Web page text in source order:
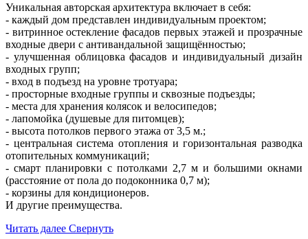
Уникальная авторская архитектура включает в себя:
- каждый дом представлен индивидуальным проектом;
- витринное остекление фасадов первых этажей и прозрачные
входные двери с антивандальной защищённостью;
- улучшенная облицовка фасадов и индивидуальный дизайн
входных групп;
- вход в подъезд на уровне тротуара;
- просторные входные группы и сквозные подъезды;
- места для хранения колясок и велосипедов;
- лапомойка (душевые для питомцев);
- высота потолков первого этажа от 3,5 м.;
- центральная система отопления и горизонтальная разводка
отопительных коммуникаций;
- смарт планировки с потолками 2,7 м и большими окнами
(расстояние от пола до подоконника 0,7 м);
- корзины для кондиционеров.
И другие преимущества.
Читать далее Свернуть